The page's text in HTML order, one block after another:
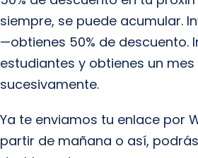
siempre, se puede acumular.
—obtienes 50% de descuento.
estudiantes y obtienes un mes
sucesivamente.
Ya te enviamos tu enlace por
partir de mañana o así,